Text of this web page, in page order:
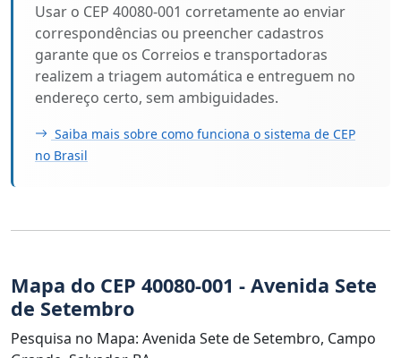
Usar o CEP 40080-001 corretamente ao enviar
correspondências ou preencher cadastros
garante que os Correios e transportadoras
realizem a triagem automática e entreguem no
endereço certo, sem ambiguidades.
Saiba mais sobre como funciona o sistema de CEP
no Brasil
Mapa do CEP 40080-001 - Avenida Sete
de Setembro
Pesquisa no Mapa: Avenida Sete de Setembro, Campo